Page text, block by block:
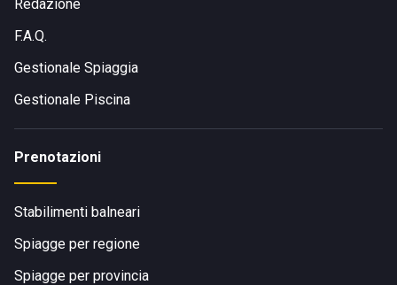
Redazione
F.A.Q.
Gestionale Spiaggia
Gestionale Piscina
Prenotazioni
Stabilimenti balneari
Spiagge per regione
Spiagge per provincia